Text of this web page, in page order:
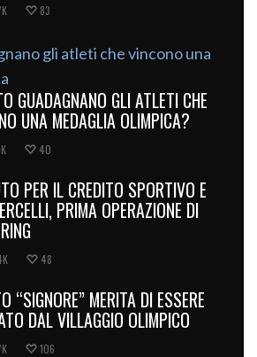
83
GUADAGNANO GLI ATLETI CHE
UNA MEDAGLIA OLIMPICA?
40
PER IL CREDITO SPORTIVO E
PRIMA OPERAZIONE DI
48
“SIGNORE” MERITA DI ESSERE
DAL VILLAGGIO OLIMPICO
106